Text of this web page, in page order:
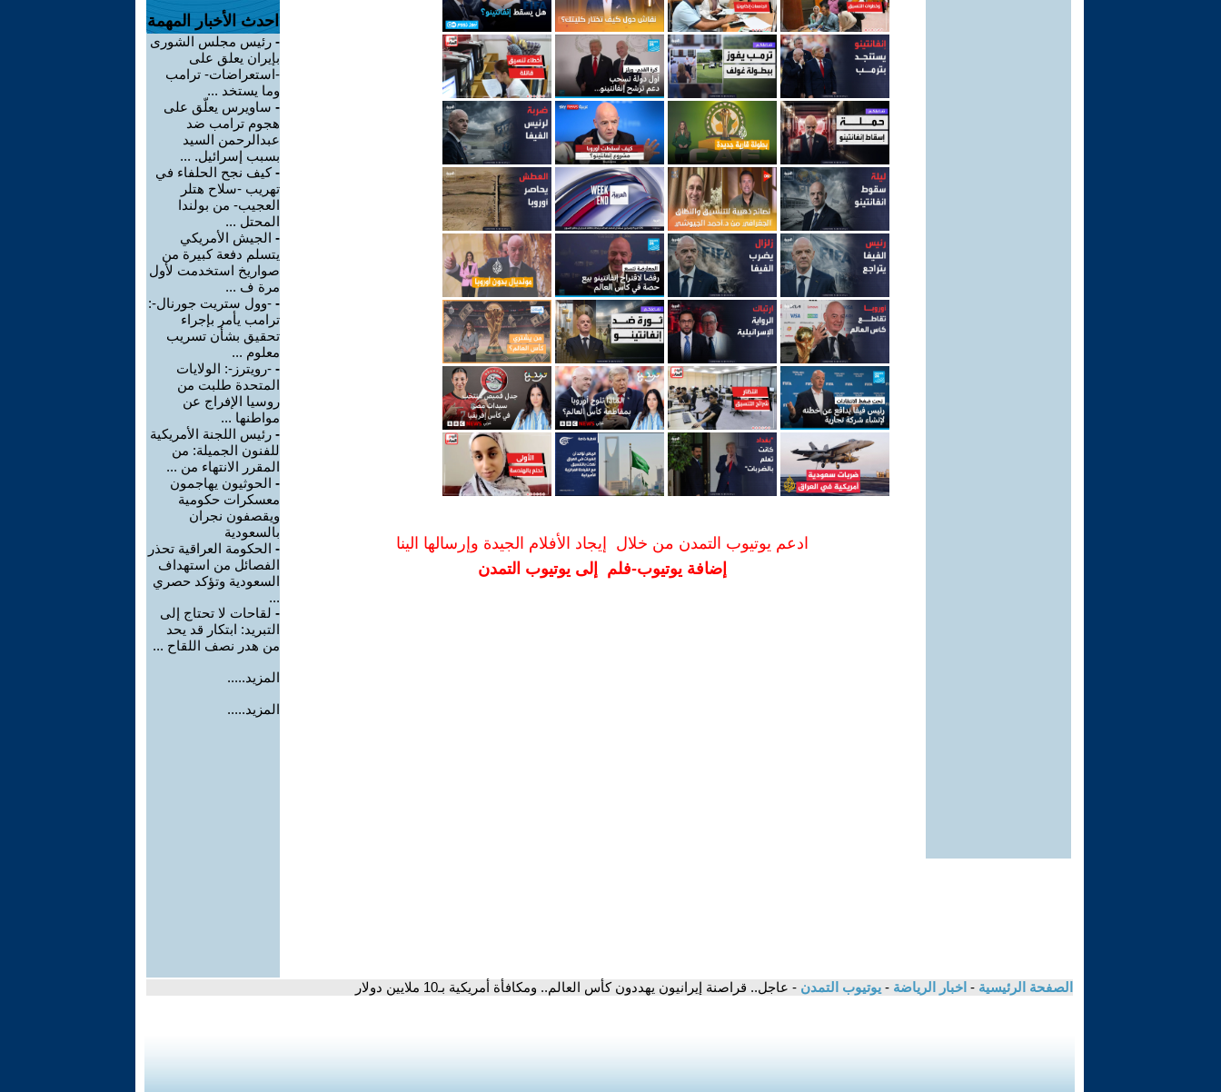
ادعم يوتيوب التمدن من خلال إيجاد الأفلام الجيدة وإرسالها الينا
إضافة يوتيوب-فلم إلى يوتيوب التمدن
احدث الأخبار المهمة
- رئيس مجلس الشورى
بإيران يعلق على
-استعراضات- ترامب
وما يستخد ...
- ساويرس يعلّق على
هجوم ترامب ضد
عبدالرحمن السيد
بسبب إسرائيل. ...
-كيف نجح الحلفاء في
تهريب -سلاح هتلر
العجيب- من بولندا
المحتل ...
- الجيش الأمريكي
يتسلم دفعة كبيرة من
صواريخ استخدمت لأول
مرة ف ...
- -وول ستريت جورنال-:
ترامب يأمر بإجراء
تحقيق بشأن تسريب
معلوم ...
- -رويترز-: الولايات
المتحدة طلبت من
روسيا الإفراج عن
مواطنها ...
- رئيس اللجنة الأمريكية
للفنون الجميلة: من
المقرر الانتهاء من ...
- الحوثيون يهاجمون
معسكرات حكومية
ويقصفون نجران
بالسعودية
- الحكومة العراقية تحذر
الفصائل من استهداف
السعودية وتؤكد حصري
...
- لقاحات لا تحتاج إلى
التبريد: ابتكار قد يحد
من هدر نصف اللقاح ...
المزيد.....
المزيد.....
الصفحة الرئيسية - اخبار الرياضة - يوتيوب التمدن - عاجل.. قراصنة إيرانيون يهددون كأس العالم.. ومكافأة أمريكية بـ10 ملايين دولار